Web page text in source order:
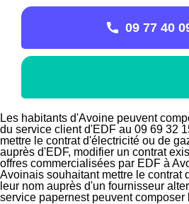
09 77 40
Les habitants d'Avoine peuvent
du service client d'EDF au 09 69 32
mettre le contrat d'électricité ou de
auprès d'EDF, modifier un contrat
offres commercialisées par EDF à
Avoinais souhaitant mettre le contrat
leur nom auprès d'un fournisseur
service papernest peuvent composer